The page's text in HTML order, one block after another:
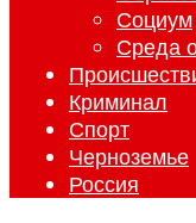
Социум
Среда
Криминал
Спорт
Черноземье
Россия